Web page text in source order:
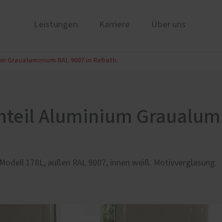
Leistungen
und Denkmal
planen
Karriere Über uns
RAL 9007 in Refrath.
Aluminium
178L, außen RAL 9007, innen weiß. Motivverglasung.